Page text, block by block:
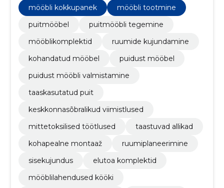
mööbli kokkupanek
mööbli tootmine
puitmööbel
puitmööbli tegemine
mööblikomplektid
ruumide kujundamine
kohandatud mööbel
puidust mööbel
puidust mööbli valmistamine
taaskasutatud puit
keskkonnasõbralikud viimistlused
mittetoksilised töötlused
taastuvad allikad
kohapealne montaaž
ruumiplaneerimine
sisekujundus
elutoa komplektid
mööblilahendused kööki